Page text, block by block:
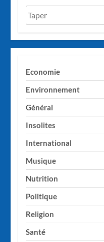
Economie
Environnement
Général
Insolites
International
Musique
Nutrition
Politique
Religion
Santé